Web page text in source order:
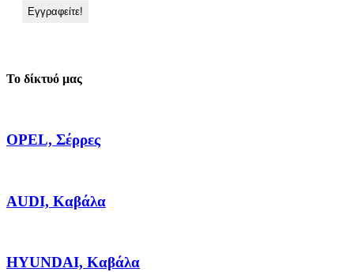
Το δίκτυό μας
OPEL, Σέρρες
AUDI, Καβάλα
HYUNDAI, Καβάλα